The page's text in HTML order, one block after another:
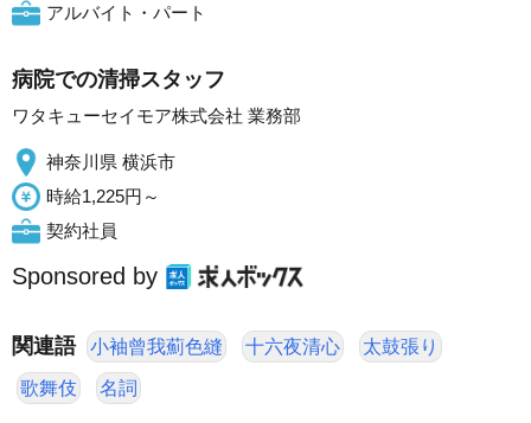
アルバイト・パート
病院での清掃スタッフ
ワタキューセイモア株式会社 業務部
神奈川県 横浜市
時給1,225円～
契約社員
Sponsored by
関連語 小袖曾我薊色縫 十六夜清心 太鼓張り
歌舞伎 名詞